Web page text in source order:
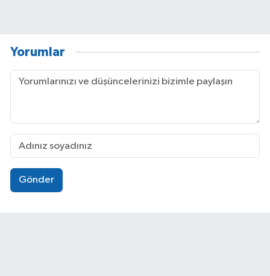
Yorumlar
Gönder